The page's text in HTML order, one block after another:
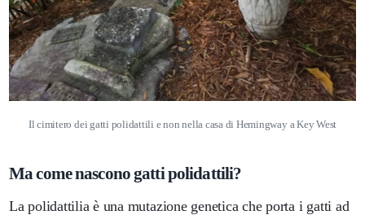
Il cimitero dei gatti polidattili e non nella casa di Hemingway a Key West
Ma come nascono gatti polidattili?
La polidattilia è una mutazione genetica che porta i gatti ad